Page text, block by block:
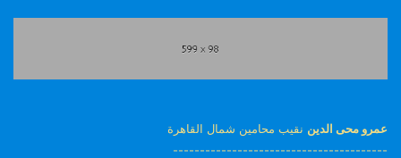
عمرو محى الدين نقيب محامين شمال القاهرة
----------------------------------------